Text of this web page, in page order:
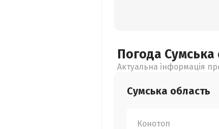
Погода Сумська
Актуальна інформація
Сумська область
Конотоп